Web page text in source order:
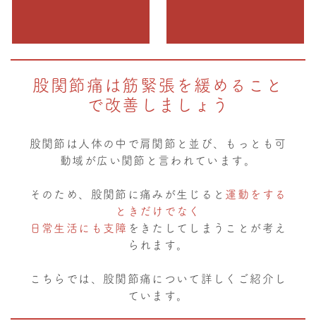
股関節痛は筋緊張を緩めること
で改善しましょう
股関節は人体の中で肩関節と並び、もっとも可
動域が広い関節と言われています。
そのため、股関節に痛みが生じると 運動をする
ときだけでなく
日常生活にも支障 をきたしてしまうことが考え
られます。
こちらでは、股関節痛について詳しくご紹介し
ています。